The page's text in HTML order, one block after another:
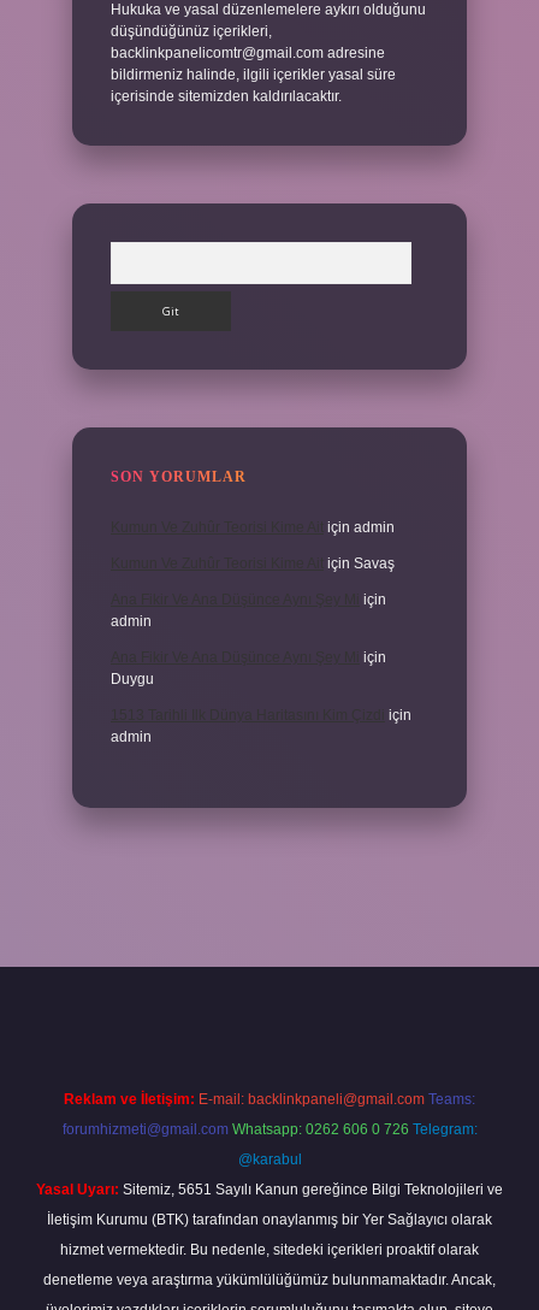
Hukuka ve yasal düzenlemelere aykırı olduğunu
düşündüğünüz içerikleri,
backlinkpanelicomtr@gmail.com adresine
bildirmeniz halinde, ilgili içerikler yasal süre
içerisinde sitemizden kaldırılacaktır.
SON YORUMLAR
için admin
için Savaş
için
admin
için
Duygu
için
admin
Reklam ve İletişim: E-mail: backlinkpaneli@gmail.com Teams:
forumhizmeti@gmail.com Whatsapp: 0262 606 0 726 Telegram:
@karabul
Yasal Uyarı: Sitemiz, 5651 Sayılı Kanun gereğince Bilgi Teknolojileri ve
İletişim Kurumu (BTK) tarafından onaylanmış bir Yer Sağlayıcı olarak
hizmet vermektedir. Bu nedenle, sitedeki içerikleri proaktif olarak
denetleme veya araştırma yükümlülüğümüz bulunmamaktadır. Ancak,